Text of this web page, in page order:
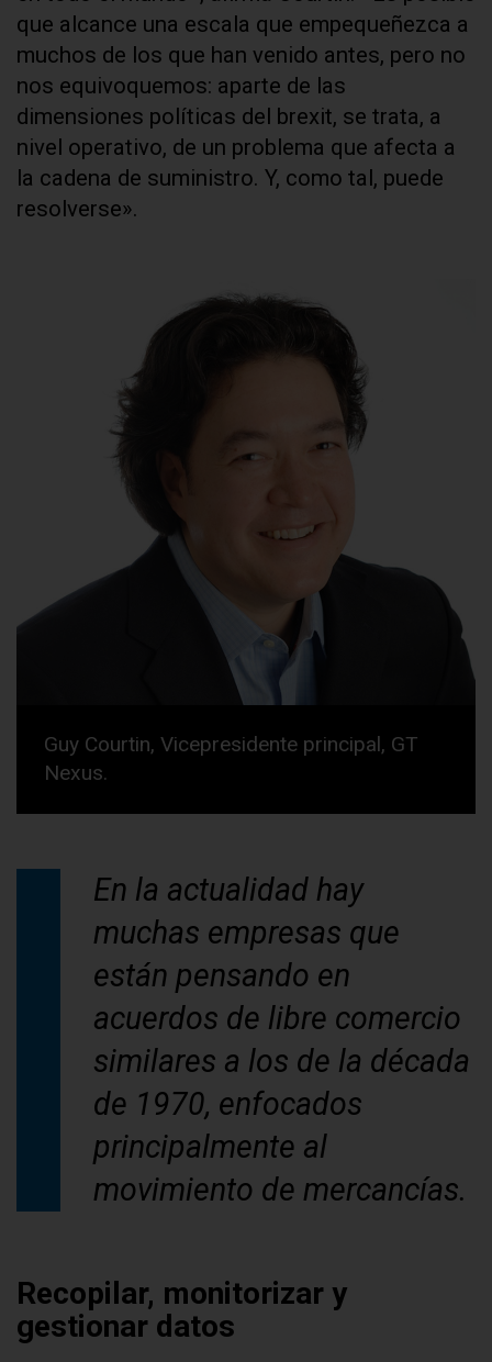
que alcance una escala que empequeñezca a
muchos de los que han venido antes, pero no
nos equivoquemos: aparte de las
dimensiones políticas del brexit, se trata, a
nivel operativo, de un problema que afecta a
la cadena de suministro. Y, como tal, puede
resolverse».
Guy Courtin, Vicepresidente principal, GT
Nexus.
En la actualidad hay
muchas empresas que
están pensando en
acuerdos de libre comercio
similares a los de la década
de 1970, enfocados
principalmente al
movimiento de mercancías.
Recopilar, monitorizar y
gestionar datos